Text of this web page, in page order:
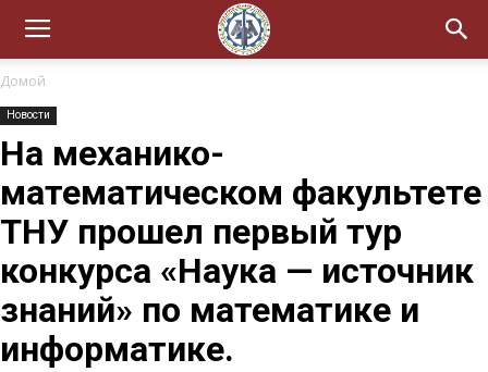
Домой
Новости
На механико-
математическом факультете
ТНУ прошел первый тур
конкурса «Наука — источник
знаний» по математике и
информатике.